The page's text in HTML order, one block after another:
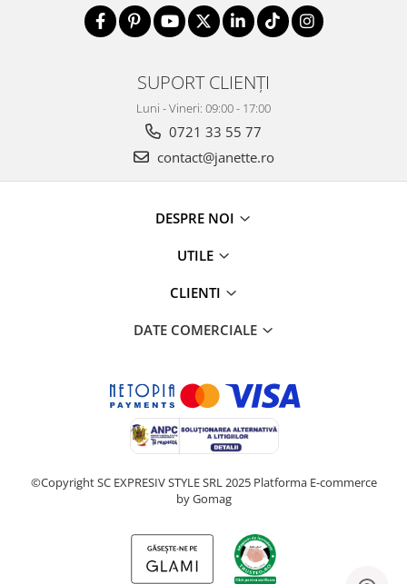
SUPORT CLIENȚI
Luni - Vineri: 09:00 - 17:00
0721 33 55 77
contact@janette.ro
DESPRE NOI
UTILE
CLIENTI
DATE COMERCIALE
©Copyright SC EXPRESIV STYLE SRL 2025 Platforma E-commerce
by Gomag